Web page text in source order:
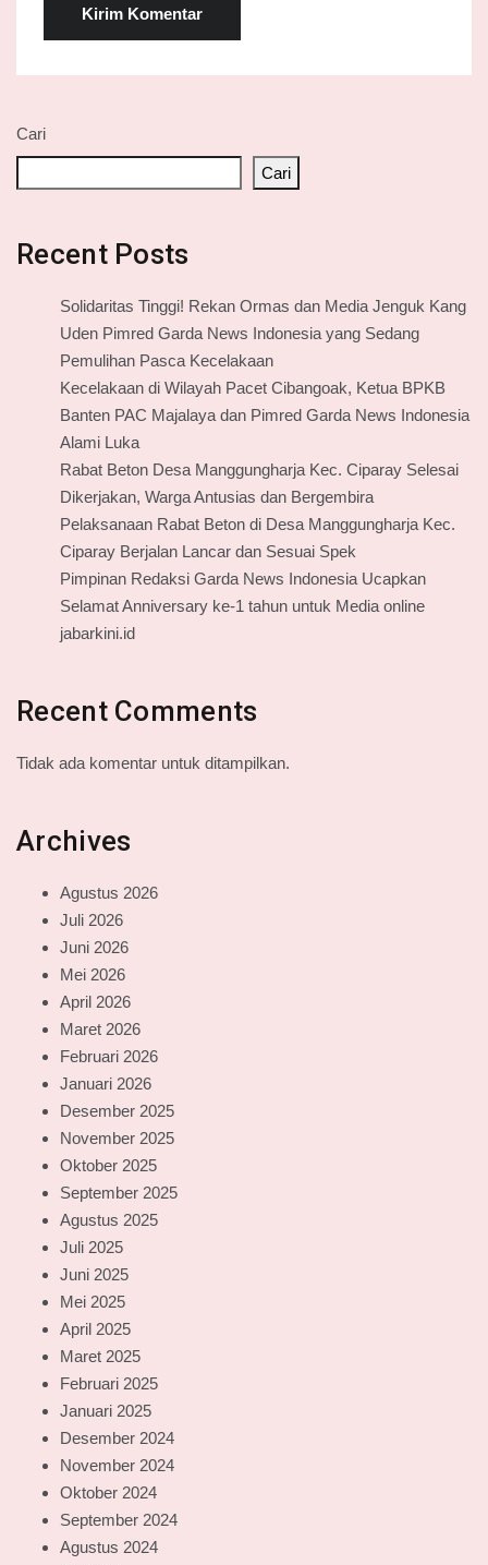
Cari
Cari
Recent Posts
Solidaritas Tinggi! Rekan Ormas dan Media Jenguk Kang
Uden Pimred Garda News Indonesia yang Sedang
Pemulihan Pasca Kecelakaan
Kecelakaan di Wilayah Pacet Cibangoak, Ketua BPKB
Banten PAC Majalaya dan Pimred Garda News Indonesia
Alami Luka
Rabat Beton Desa Manggungharja Kec. Ciparay Selesai
Dikerjakan, Warga Antusias dan Bergembira
Pelaksanaan Rabat Beton di Desa Manggungharja Kec.
Ciparay Berjalan Lancar dan Sesuai Spek
Pimpinan Redaksi Garda News Indonesia Ucapkan
Selamat Anniversary ke-1 tahun untuk Media online
jabarkini.id
Recent Comments
Tidak ada komentar untuk ditampilkan.
Archives
Agustus 2026
Juli 2026
Juni 2026
Mei 2026
April 2026
Maret 2026
Februari 2026
Januari 2026
Desember 2025
November 2025
Oktober 2025
September 2025
Agustus 2025
Juli 2025
Juni 2025
Mei 2025
April 2025
Maret 2025
Februari 2025
Januari 2025
Desember 2024
November 2024
Oktober 2024
September 2024
Agustus 2024